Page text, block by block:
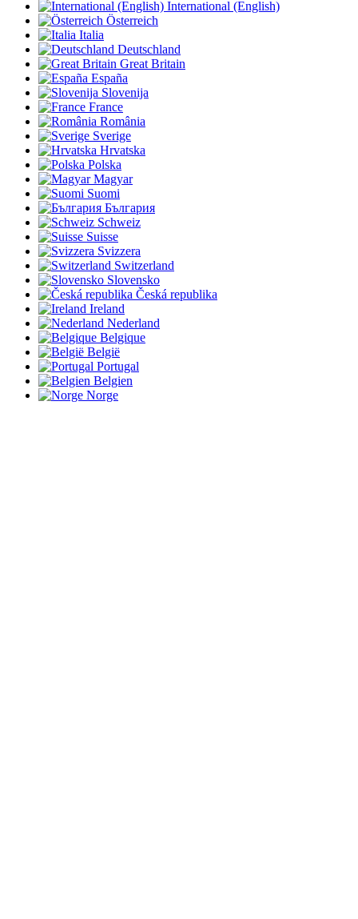
International (English)
Österreich
Italia
Deutschland
Great Britain
España
Slovenija
France
România
Sverige
Hrvatska
Polska
Magyar
Suomi
България
Schweiz
Suisse
Svizzera
Switzerland
Slovensko
Česká republika
Ireland
Nederland
Belgique
België
Portugal
Belgien
Norge